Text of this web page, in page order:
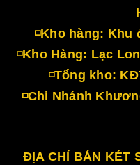
◽Kho hàng:
◽Kho Hàng: Lạc
◽Tổng kho:
◽Chi Nhánh
ĐỊA CHỈ BÁN KÉT